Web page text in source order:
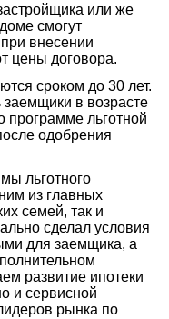
или же
смогут
внесении
цены договора.
сроком до 30 лет.
заемщики в возрасте
программе льготной
одобрения
льготного
из главных
семей, так и
сделал условия
для заемщика, а
развитие ипотеки
и сервисной
рынка по